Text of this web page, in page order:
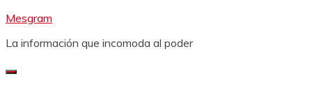
Saltar
contenido
Mesgram
La información que incomoda al poder